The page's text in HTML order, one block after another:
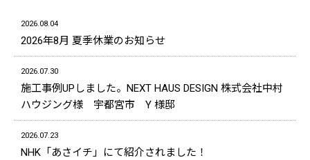
2026.08.04
2026年8月 夏季休業のお知らせ
2026.07.30
施工事例UPしました。NEXT HAUS DESIGN 株式会社中村
ハウジング様 宇都宮市 Y 様邸
2026.07.23
NHK「あさイチ」にて紹介されました！